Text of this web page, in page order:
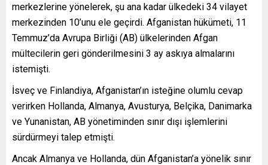
merkezlerine yönelerek, şu ana kadar ülkedeki 34 vilayet
merkezinden 10’unu ele geçirdi. Afganistan hükümeti, 11
Temmuz’da Avrupa Birliği (AB) ülkelerinden Afgan
mültecilerin geri gönderilmesini 3 ay askıya almalarını
istemişti.
İsveç ve Finlandiya, Afganistan’ın isteğine olumlu cevap
verirken Hollanda, Almanya, Avusturya, Belçika, Danimarka
ve Yunanistan, AB yönetiminden sınır dışı işlemlerini
sürdürmeyi talep etmişti.
Ancak Almanya ve Hollanda, dün Afganistan’a yönelik sınır